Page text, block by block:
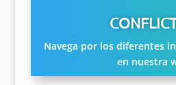
Navega por los diferentes
en nuestra